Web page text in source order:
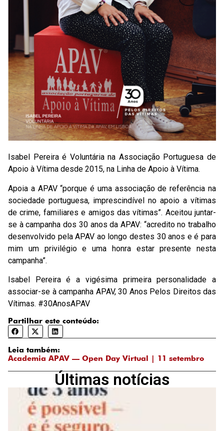
Isabel Pereira é Voluntária na Associação Portuguesa de
Apoio à Vítima desde 2015, na Linha de Apoio à Vítima.
Apoia a APAV “porque é uma associação de referência na
sociedade portuguesa, imprescindível no apoio a vítimas
de crime, familiares e amigos das vítimas”. Aceitou juntar-
se à campanha dos 30 anos da APAV: “acredito no trabalho
desenvolvido pela APAV ao longo destes 30 anos e é para
mim um privilégio e uma honra estar presente nesta
campanha”.
Isabel Pereira é a vigésima primeira personalidade a
associar-se à campanha APAV, 30 Anos Pelos Direitos das
Vítimas. #30AnosAPAV
Partilhar este conteúdo:
Leia também:
Academia APAV — Open Day Virtual | 11 setembro
Últimas notícias